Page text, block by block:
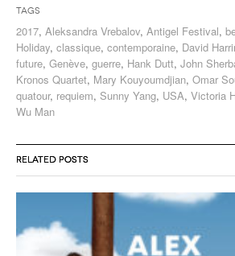
Tags
2017, Aleksandra Vrebalov, Antigel Festival,
Holiday, classique, contemporaine, David
future, Genève, guerre, Hank Dutt, John
Kronos Quartet, Mary Kouyoumdjian, Omar
quatour, requiem, Sunny Yang, USA, Victoria
Wu Man
RELATED POSTS